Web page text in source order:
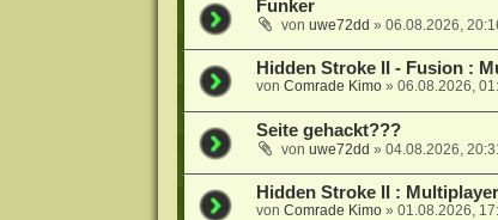
Funker
von uwe72dd » 06.08.2026,
Hidden Stroke II - Fusion :
von Comrade Kimo» 06.08.2026,
Seite gehackt???
von uwe72dd » 04.08.2026,
Hidden Stroke II :
von Comrade Kimo» 01.08.2026,